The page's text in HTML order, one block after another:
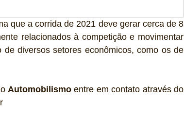
que a corrida de 2021 deve gerar cerca de 8
relacionados à competição e movimentar
diversos setores econômicos, como os de
Automobilismo entre em contato através do